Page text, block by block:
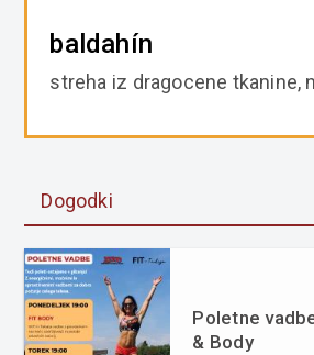
baldahín
streha iz dragocene tkanine,
Dogodki
Poletne
& Body